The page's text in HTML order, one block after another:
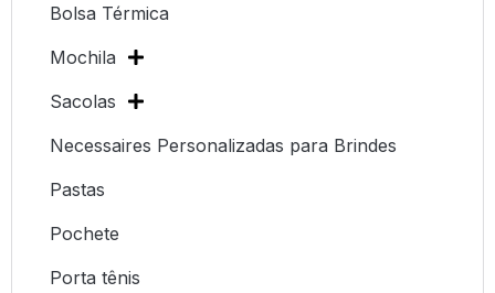
Bolsa Térmica
Mochila
Sacolas
Necessaires Personalizadas para Brindes
Pastas
Pochete
Porta tênis